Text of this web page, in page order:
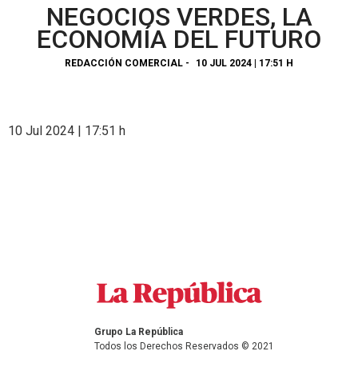
NEGOCIOS VERDES, LA
ECONOMÍA DEL FUTURO
REDACCIÓN COMERCIAL - 10 JUL 2024 | 17:51 H
10 Jul 2024 | 17:51 h
Grupo La República
Todos los Derechos Reservados © 2021